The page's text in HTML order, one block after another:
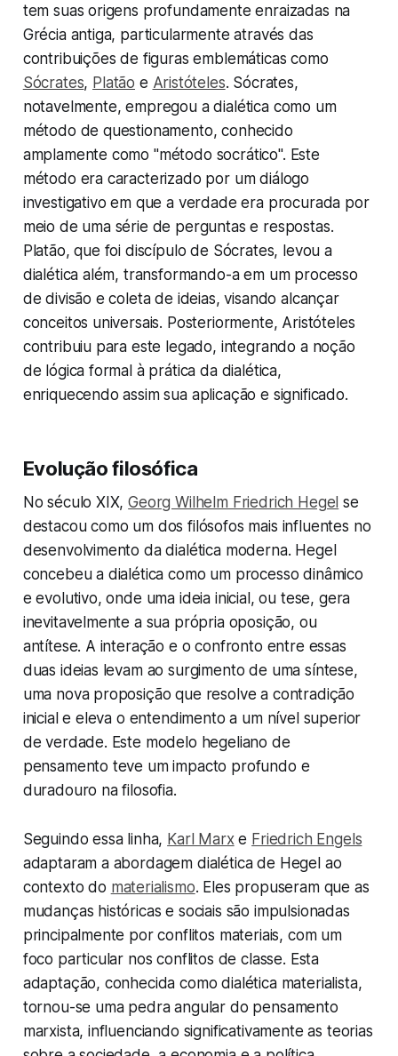
tem suas origens profundamente enraizadas na
Grécia antiga, particularmente através das
contribuições de figuras emblemáticas como
Sócrates, Platão e Aristóteles. Sócrates,
notavelmente, empregou a dialética como um
método de questionamento, conhecido
amplamente como "método socrático". Este
método era caracterizado por um diálogo
investigativo em que a verdade era procurada por
meio de uma série de perguntas e respostas.
Platão, que foi discípulo de Sócrates, levou a
dialética além, transformando-a em um processo
de divisão e coleta de ideias, visando alcançar
conceitos universais. Posteriormente, Aristóteles
contribuiu para este legado, integrando a noção
de lógica formal à prática da dialética,
enriquecendo assim sua aplicação e significado.
Evolução filosófica
No século XIX,Georg Wilhelm Friedrich Hegel se
destacou como um dos filósofos mais influentes no
desenvolvimento da dialética moderna. Hegel
concebeu a dialética como um processo dinâmico
e evolutivo, onde uma ideia inicial, ou tese, gera
inevitavelmente a sua própria oposição, ou
antítese. A interação e o confronto entre essas
duas ideias levam ao surgimento de uma síntese,
uma nova proposição que resolve a contradição
inicial e eleva o entendimento a um nível superior
de verdade. Este modelo hegeliano de
pensamento teve um impacto profundo e
duradouro na filosofia.
Seguindo essa linha, Karl Marxe Friedrich Engels
adaptaram a abordagem dialética de Hegel ao
contexto do materialismo. Eles propuseram que as
mudanças históricas e sociais são impulsionadas
principalmente por conflitos materiais, com um
foco particular nos conflitos de classe. Esta
adaptação, conhecida como dialética materialista,
tornou-se uma pedra angular do pensamento
marxista, influenciando significativamente as teorias